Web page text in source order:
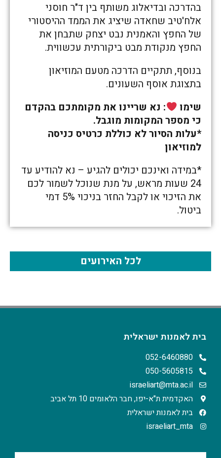
בהדרכה ובדיאלוג משותף בין ד"ר חוסני
אלח'טיב שחאדה שיציג את הממד ההיסטורי
של החפץ והאמנית נבט יצחק שתבחן את
החפץ מנקודת מבט ביקורתית עכשווית.
בנוסף, תתקיים הדרכה מטעם המוזיאון
בתצוגת אוסף השעונים.
שימו
: נא שריינו את מקומתכם בהקדם
כי מספר המקומות מוגבל.
*עלות הסיור לא כוללת כרטיס כניסה
למוזיאון
*במידה ואינכם יכולים להגיע – נא להודיע עד
24 שעות מראש, על מנת שנוכל לשמור לכם
את הזיכוי או לקבל החזר בניכוי 5% דמי
ביטול.
לכל האירועים
בית לאמנות ישראלית
052-6460880
050-5605815
israeliart@mta.ac.il
האקדמית ת"א-יפו, חבר הלאומים 10 תל אביב
בית לאמנות ישראלית
israeliart_mta